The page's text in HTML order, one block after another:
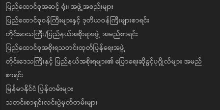
ပြည်ထောင်စုအဆင့် ရုံး၊ အဖွဲ့အစည်းများ
ပြည်ထောင်စုဝန်ကြီးများနှင့် ဒုတိယဝန်ကြီးများစာရင်း
တိုင်းဒေသကြီး/ပြည်နယ်အစိုးရအဖွဲ့ အမည်စာရင်း
ပြည်ထောင်စုအစိုးရသတင်းထုတ်ပြန်ရေးအဖွဲ့
တိုင်းဒေသကြီးနှင့် ပြည်နယ်အစိုးရများ၏ ပြောရေးဆိုခွင့်ပုဂ္ဂိုလ်များ အမည်
စာရင်း
မြန်မာနိုင်ငံ ပြန်တမ်းများ
သတင်းစာရှင်းလင်းပွဲမှတ်တမ်းများ